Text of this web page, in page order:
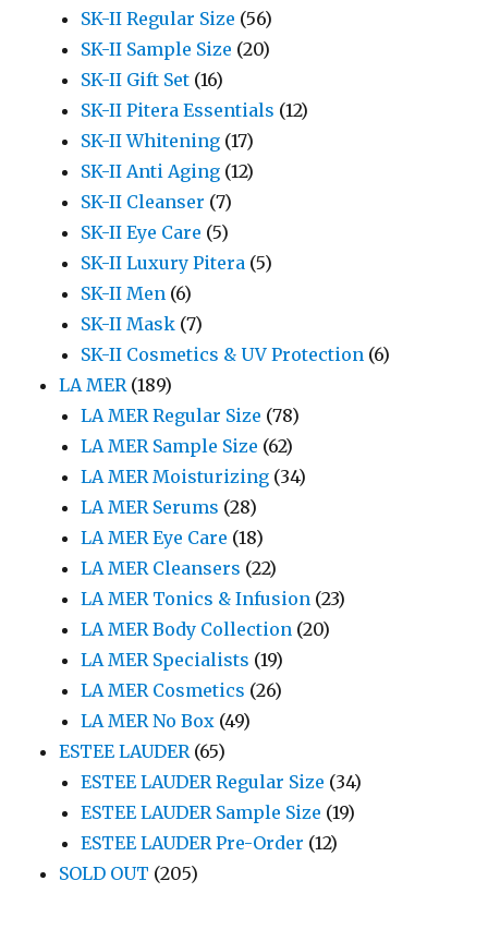
SK-II Regular Size (56)
SK-II Sample Size (20)
SK-II Gift Set (16)
SK-II Pitera Essentials (12)
SK-II Whitening (17)
SK-II Anti Aging (12)
SK-II Cleanser (7)
SK-II Eye Care (5)
SK-II Luxury Pitera (5)
SK-II Men (6)
SK-II Mask (7)
SK-II Cosmetics & UV Protection (6)
LA MER (189)
LA MER Regular Size (78)
LA MER Sample Size (62)
LA MER Moisturizing (34)
LA MER Serums (28)
LA MER Eye Care (18)
LA MER Cleansers (22)
LA MER Tonics & Infusion (23)
LA MER Body Collection (20)
LA MER Specialists (19)
LA MER Cosmetics (26)
LA MER No Box (49)
ESTEE LAUDER (65)
ESTEE LAUDER Regular Size (34)
ESTEE LAUDER Sample Size (19)
ESTEE LAUDER Pre-Order (12)
SOLD OUT (205)